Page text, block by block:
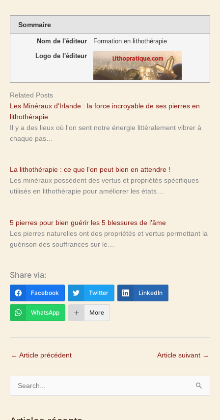
Sommaire
Nom de l'éditeur
Formation en lithothérapie
Logo de l'éditeur
Related Posts
Les Minéraux d'Irlande : la force incroyable de ses pierres en
lithothérapie
Il y a des lieux où l'on sent notre énergie littéralement vibrer à
chaque pas…
La lithothérapie : ce que l'on peut bien en attendre !
Les minéraux possèdent des vertus et propriétés spécifiques
utilisés en lithothérapie pour améliorer les états…
5 pierres pour bien guérir les 5 blessures de l'âme
Les pierres naturelles ont des propriétés et vertus permettant la
guérison des souffrances sur le…
Share via:
Facebook Twitter LinkedIn
WhatsApp More
← Article précédent Article suivant →